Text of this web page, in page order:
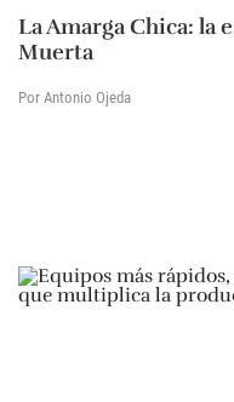
La Amarga Chica: la
Muerta
Por Antonio Ojeda